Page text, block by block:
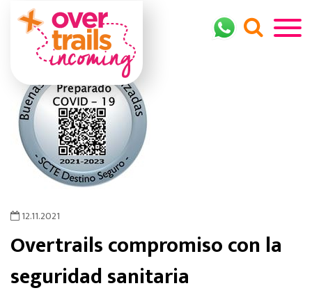
12.11.2021
Overtrails compromiso con la
seguridad sanitaria